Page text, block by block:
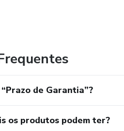
de Garantia”?
os produtos podem ter?